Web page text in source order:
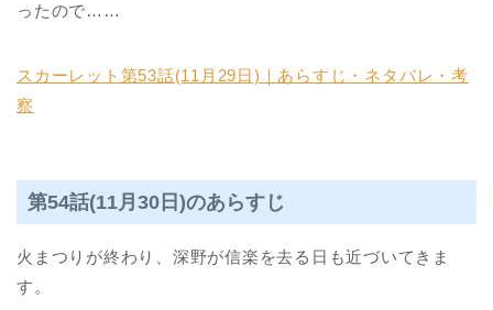
ったので……
スカーレット第53話(11月29日)｜あらすじ・ネタバレ・考
察
第54話(11月30日)のあらすじ
火まつりが終わり、深野が信楽を去る日も近づいてきま
す。